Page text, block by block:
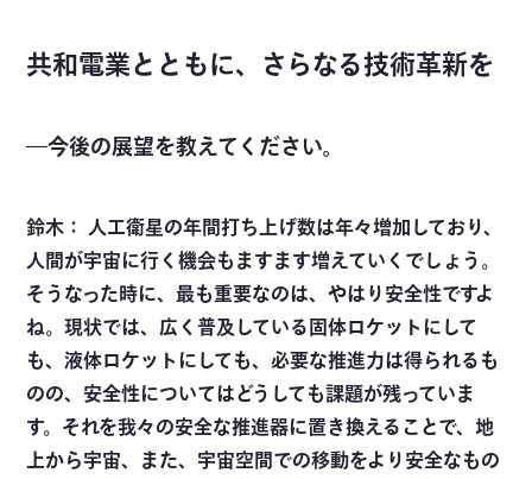
共和電業とともに、さらなる技術革新を
―今後の展望を教えてください。
鈴木： 人工衛星の年間打ち上げ数は年々増加しており、
人間が宇宙に行く機会もますます増えていくでしょう。
そうなった時に、最も重要なのは、やはり安全性ですよ
ね。現状では、広く普及している固体ロケットにして
も、液体ロケットにしても、必要な推進力は得られるも
のの、安全性についてはどうしても課題が残っていま
す。それを我々の安全な推進器に置き換えることで、地
上から宇宙、また、宇宙空間での移動をより安全なもの